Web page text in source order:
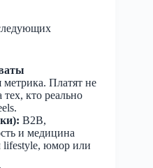
метрика. Платят не
тех, кто реально
B2B,
и медицина
lifestyle, юмор или